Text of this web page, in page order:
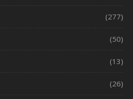
(277)
(50)
(13)
(26)